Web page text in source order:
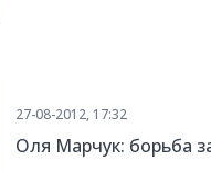
27-08-2012, 17:32
Оля Марчук: борьба